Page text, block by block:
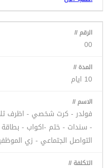
00
10 ايام
فولدر - كرت شخصي - اظرف
- سندات - ختم -اكواب -
التواصل الجتماعي - زي